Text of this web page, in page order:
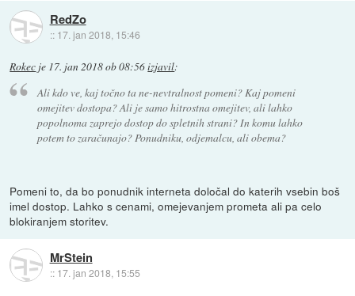
RedZo
:: 17. jan 2018, 15:46
Rokec je 17. jan 2018 ob 08:56izjavil:
Ali kdo ve, kaj točno ta ne-nevtralnost pomeni? Kaj pomeni
omejitev dostopa? Ali je samo hitrostna omejitev, ali lahko
popolnoma zaprejo dostop do spletnih strani? In komu lahko
potem to zaračunajo? Ponudniku, odjemalcu, ali obema?
Pomeni to, da bo ponudnik interneta določal do katerih vsebin boš
imel dostop. Lahko s cenami, omejevanjem prometa ali pa celo
blokiranjem storitev.
MrStein
:: 17. jan 2018, 15:55